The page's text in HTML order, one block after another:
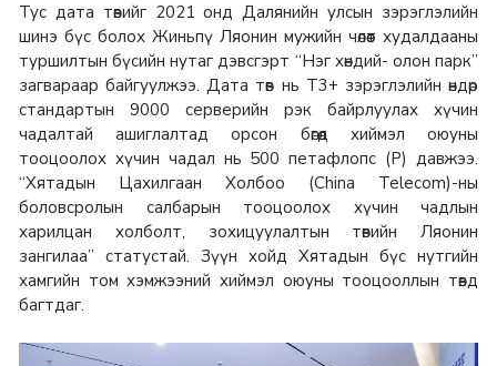
Тус дата төвийг 2021 онд Далянийн улсын зэрэглэлийн
шинэ бүс болох Жиньпү Ляонин мужийн чөлөөт худалдааны
туршилтын бүсийн нутаг дэвсгэрт “Нэг хөндий- олон парк”
загвараар байгуулжээ. Дата төв нь T3+ зэрэглэлийн өндөр
стандартын 9000 серверийн рэк байрлуулах хүчин
чадалтай ашиглалтад орсон бөгөөд хиймэл оюуны
тооцоолох хүчин чадал нь 500 петафлопс (P) давжээ.
“Хятадын Цахилгаан Холбоо (China Telecom)-ны
боловсролын салбарын тооцоолох хүчин чадлын
харилцан холболт, зохицуулалтын төвийн Ляонин
зангилаа” статустай. Зүүн хойд Хятадын бүс нутгийн
хамгийн том хэмжээний хиймэл оюуны тооцооллын төвд
багтдаг.